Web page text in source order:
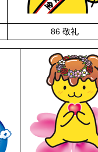
86 敬礼